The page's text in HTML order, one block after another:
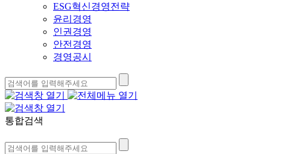
ESG혁신경영전략
윤리경영
인권경영
안전경영
경영공시
통합검색